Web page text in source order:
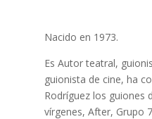
Nacido en 1973.
Es Autor teatral,
guionista de cine, ha
Rodríguez los guiones
vírgenes, After, Grupo